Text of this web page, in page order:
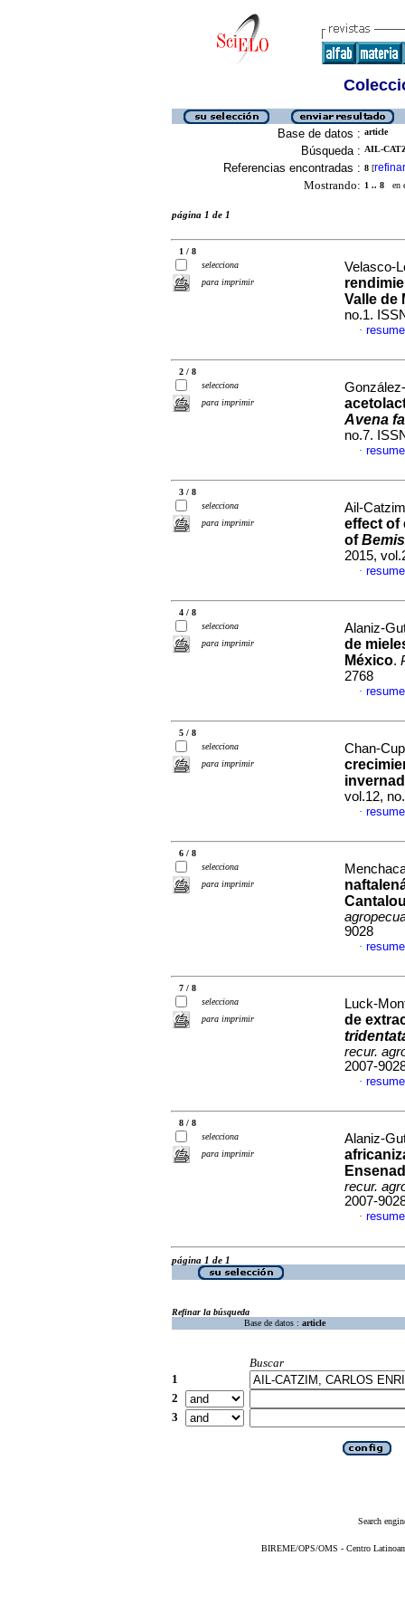
Base de datos : article
Búsqueda : AIL-
Referencias encontradas : 8 [refinar
Mostrando: 1 .. 8 en
página 1 de 1
1 / 8
selecciona
para imprimir
Velasco-
Valle de
no.1.
·
2 / 8
selecciona
para imprimir
Avena
no.7.
·
3 / 8
selecciona
para imprimir
Ail-
effect of
of
2015,
·
4 / 8
selecciona
para imprimir
Alaniz-
de
México.
2768
·
5 / 8
selecciona
para imprimir
Chan-
vol.12,
·
6 / 8
selecciona
para imprimir
9028
·
7 / 8
selecciona
para imprimir
Luck-
de
recur.
2007-
·
8 / 8
selecciona
para imprimir
Alaniz-
recur.
2007-
·
página 1 de 1
Refinar la búsqueda
Base de datos : article
Buscar
1
2
3
Search
BIREME/OPS/OMS - Centro